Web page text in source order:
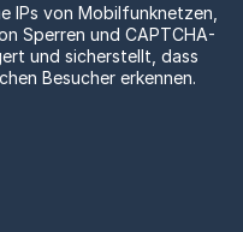
IPs von Mobilfunknetzen,
Sperren und CAPTCHA-
und sicherstellt, dass
Besucher erkennen.